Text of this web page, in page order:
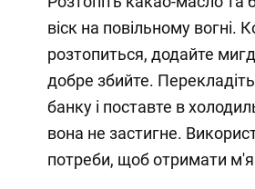
віск на повільному вогні.
розтопиться, додайте
добре збийте.
банку і поставте в
вона не застигне.
потреби, щоб отримати